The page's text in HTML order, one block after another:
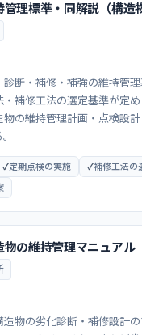
理標準・同解説（構造
断・補修・補強の維持管
補修工法の選定基準が定
の維持管理計画・点検設
定期点検の実施
補修工法の
の維持管理マニュアル
物の劣化診断・補修設計